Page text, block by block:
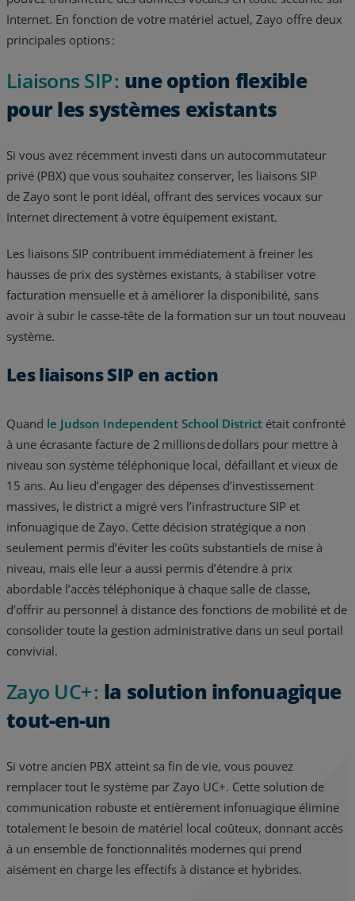
Internet. En fonction de votre matériel actuel, Zayo offre deux
principales options :
Liaisons SIP : une option flexible
pour les systèmes existants
Si vous avez récemment investi dans un autocommutateur
privé (PBX) que vous souhaitez conserver, les liaisons SIP
de Zayo sont le pont idéal, offrant des services vocaux sur
Internet directement à votre équipement existant.
Les liaisons SIP contribuent immédiatement à freiner les
hausses de prix des systèmes existants, à stabiliser votre
facturation mensuelle et à améliorer la disponibilité, sans
avoir à subir le casse-tête de la formation sur un tout nouveau
système.
Les liaisons SIP en action
Quand le Judson Independent School District était confronté
à une écrasante facture de 2 millions de dollars pour mettre à
niveau son système téléphonique local, défaillant et vieux de
15 ans. Au lieu d’engager des dépenses d’investissement
massives, le district a migré vers l’infrastructure SIP et
infonuagique de Zayo. Cette décision stratégique a non
seulement permis d’éviter les coûts substantiels de mise à
niveau, mais elle leur a aussi permis d’étendre à prix
abordable l’accès téléphonique à chaque salle de classe,
d’offrir au personnel à distance des fonctions de mobilité et de
consolider toute la gestion administrative dans un seul portail
convivial.
Zayo UC+ : la solution infonuagique
tout-en-un
Si votre ancien PBX atteint sa fin de vie, vous pouvez
remplacer tout le système par Zayo UC+. Cette solution de
communication robuste et entièrement infonuagique élimine
totalement le besoin de matériel local coûteux, donnant accès
à un ensemble de fonctionnalités modernes qui prend
aisément en charge les effectifs à distance et hybrides.